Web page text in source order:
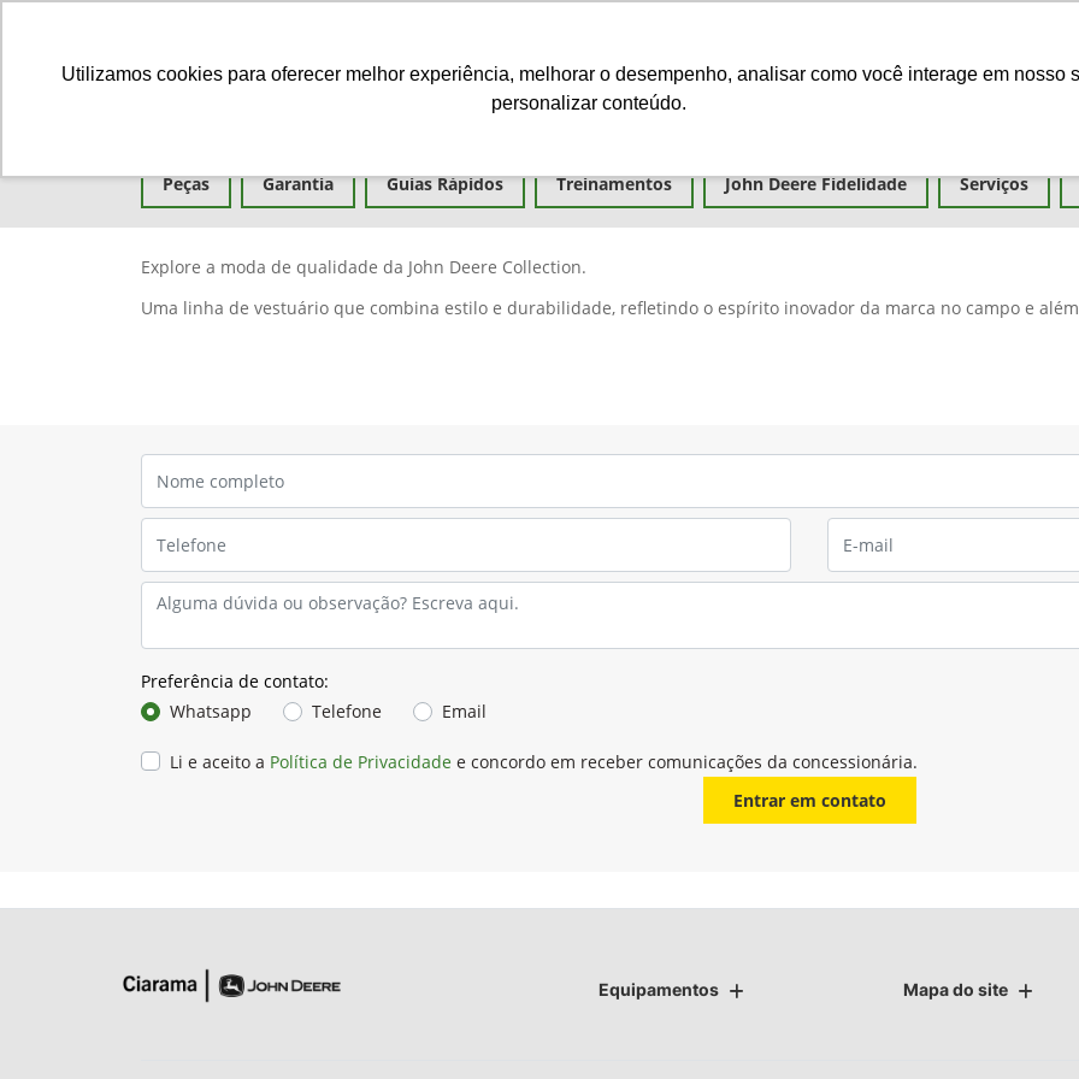
Utilizamos cookies para oferecer melhor experiência, melhorar o desempenho, analisar como você interage em nosso
personalizar conteúdo.
Seminovos
Peças Garantia Guias Rápidos Treinamentos John Deere Fidelidade Serviços
Explore a moda de qualidade da John Deere Collection.
Uma linha de vestuário que combina estilo e durabilidade, refletindo o espírito inovador da marca no campo e
Preferência de contato:
Whatsapp
Telefone Email
Li e aceito a Política de Privacidade e concordo em receber comunicações da concessionária.
Entrar em contato
Equipamentos Mapa do site